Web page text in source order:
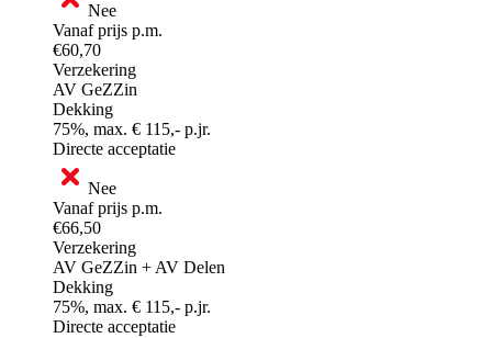
Nee
Vanaf prijs p.m.
€60,70
Verzekering
AV GeZZin
Dekking
75%, max. € 115,- p.jr.
Directe acceptatie
Nee
Vanaf prijs p.m.
€66,50
Verzekering
AV GeZZin + AV Delen
Dekking
75%, max. € 115,- p.jr.
Directe acceptatie